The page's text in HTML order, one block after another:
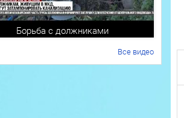
Борьба с должниками
Все видео